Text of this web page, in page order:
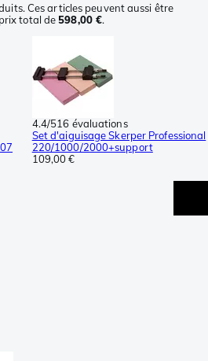
Ces articles peuvent aussi être
total de598,00 €.
4.4/516 évaluations
Set d'aiguisage Skerper Professional
220/1000/2000+support
109,00 €